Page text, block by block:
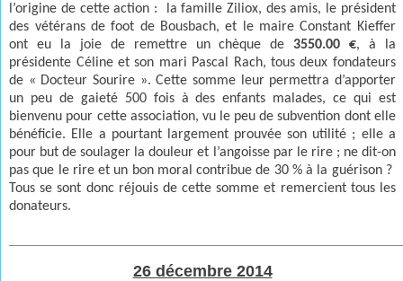
l’origine de cette action : la famille Ziliox, des amis, le président
des vétérans de foot de Bousbach, et le maire Constant Kieffer
ont eu la joie de remettre un chèque de3550.00 €, à la
présidente Céline et son mari Pascal Rach, tous deux fondateurs
de « Docteur Sourire ». Cette somme leur permettra d’apporter
un peu de gaieté 500 fois à des enfants malades, ce qui est
bienvenu pour cette association, vu le peu de subvention dont elle
bénéficie. Elle a pourtant largement prouvée son utilité ; elle a
pour but de soulager la douleur et l’angoisse par le rire ; ne dit-on
pas que le rire et un bon moral contribue de 30 % à la guérison ?
Tous se sont donc réjouis de cette somme et remercient tous les
donateurs.
26 décembre 2014